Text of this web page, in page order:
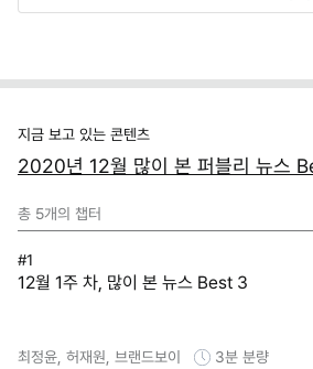
지금 보고 있는 콘텐츠
2020년 12월 많이 본 퍼블리 뉴스
총 5개의 챕터
#1
12월 1주 차, 많이 본 뉴스 Best 3
최정윤, 허재원, 브랜드보이 3분 분량